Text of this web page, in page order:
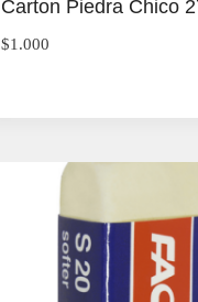
Carton Piedra Chico
$1.000